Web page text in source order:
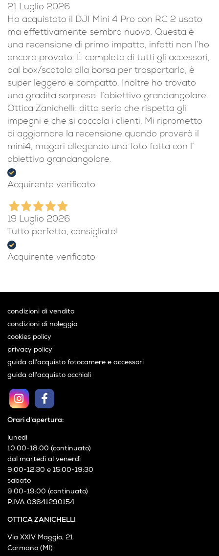
21 Luglio 2026
Ho acquistato il DJI Mini 4 Pro con RC 2 usato
ma effettivamente sembra nuovo. Questa è
una recensione di primo impatto, infatti non l’ho
ancora provato. È completo di tutti gli accessori,
dal box/scatola alla borsa per trasportarlo, è
super leggero e compatto. Inoltre ho trovato
una gradita sorpresa: l’obiettivo grandangolare.
Ottica Zanichelli: ditta seria che rispetta gli
impegni e che si coccola i clienti. Mi riprometto
di aggiornare la recensione quando proverò il
mini4, magari allegando una foto fatta con l’
obiettivo grandangolare.
Acquirente verificato
19 Luglio 2026
Tutto perfetto, consigliato!
Acquirente verificato
OTTICA ZANICHELLI
Via XXIV Maggio, 21
Cormano (MI)
Orari d'apertura:
lunedì
10:00-18:00 (continuato)
dal martedì al venerdì
9:00-12:30 e 15:00-19:30
sabato
9:00-19:00 (continuato)
P.IVA 03641290154
condizioni di vendita
condizioni di noleggio
cookies policy
privacy policy
guida all’acquisto fotocamere e accessori
guida all’acquisto occhiali